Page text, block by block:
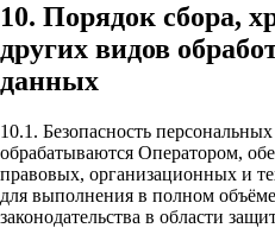
10. Порядок сбора,
других видов
данных
10.1. Безопасность
обрабатываются Оператором,
правовых, организационных и
для выполнения в полном
законодательства в области